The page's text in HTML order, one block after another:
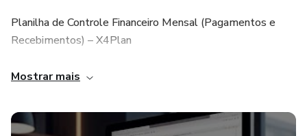
Planilha de Controle Financeiro Mensal (Pagamentos e
Recebimentos) – X4Plan
A Planilha de Controle de Entradas e Saídas Mensais da
atender tanto pequenos negócios quanto finanças
pessoais. Com um layout fácil de usar e totalmente
Mostrar mais